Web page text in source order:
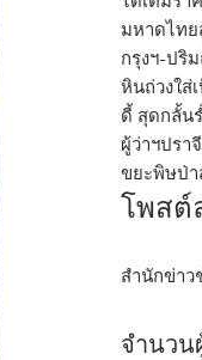
มหาดไท
กรุงฯ-ปริ
หินถ่วงใส่
ดี้ สุดกลั้น
ผู้ว่าฯปรา
ขยะพิษป่า
โพสต์
สำนักข่าว
จำนวน